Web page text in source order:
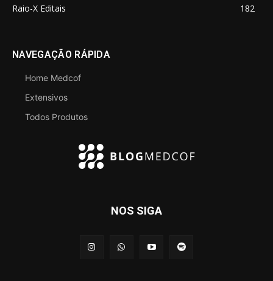
Raio-X Editais
182
NAVEGAÇÃO RÁPIDA
Home Medcof
Extensivos
Todos Produtos
NOS SIGA